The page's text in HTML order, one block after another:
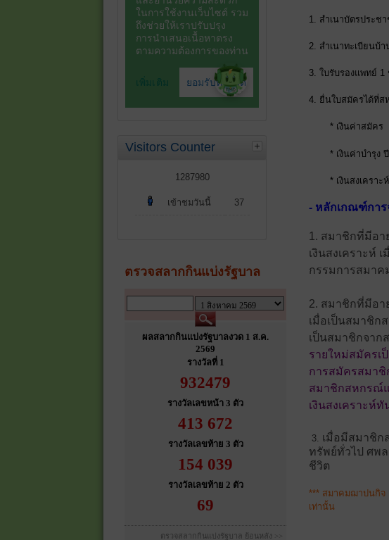
Visitors Counter
1287980
เข้าชมวันนี้ 37
1. สำเนาบัตรประช
2. สำเนาทะเบียนบ้
3. ใบรับรองแพทย์
4. ยื่นใบสมัครได้ที่ส
* เงินค่า
* เงินค่าบำ
* เงินสงเครา
- หลักเกณฑ์การ
1. สมาชิกที่มีอา
เงินสงเคราะห์
กรรมการสมาค
2. สมาชิกที่มีอา
เมื่อเป็นสมาชิก
เป็นสมาชิกจา
รายใหม่สมัครเ
การสมัครสมาชิ
สมาชิกสหกรณ์
เงินสงเคราะห์ทั
3. เมื่อมีสมาชิก
ทรัพย์ทั่วไป ศพล
ชีวิต
*** สมาคมฌาปนกิจ
เท่านั้น